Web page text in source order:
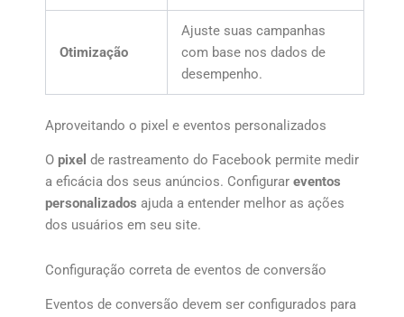
Otimização
Ajuste suas campanhas
com base nos dados de
desempenho.
Aproveitando o pixel e eventos personalizados
O pixel de rastreamento do Facebook permite medir
a eficácia dos seus anúncios. Configurar eventos
personalizados ajuda a entender melhor as ações
dos usuários em seu site.
Configuração correta de eventos de conversão
Eventos de conversão devem ser configurados para